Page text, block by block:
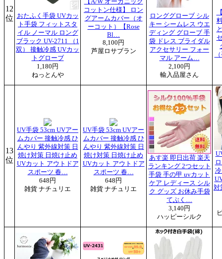
12
位
おたふく手袋 UVカッ
ト手袋 フィットスタ
イル ノーマル ロング
ブラック UV-2711 （1
双） 接触冷感 UVカッ
トグローブ
1,180円
ねっとんや
【A/W オーガニック
コットン仕様】 ロン
グアームカバー（オ
ーコット）【Rose
Bl…
8,100円
芦屋ロサブラン
ロンググローブ シル
キー シームレス ウエ
ディング グローブ 手
袋 ドレス ブライダル
アクセサリー フォー
マル アーム…
2,100円
輸入品屋さん
13
位
UV手袋 53cm UVアー
ムカバー 接触冷感 ひ
んやり 紫外線対策 日
焼け対策 日焼け止め
UVカット アウトドア
スポーツ 春…
648円
雑貨 ナチュリエ
UV手袋 53cm UVアー
ムカバー 接触冷感 ひ
んやり 紫外線対策 日
焼け対策 日焼け止め
UVカット アウトドア
スポーツ 春…
648円
雑貨 ナチュリエ
あす楽 即日出荷 楽天
ランキング 2つセット
手袋 手の甲 uvカット
ケア レディース シル
ク グッズ お休み手袋
てぶく…
3,140円
ハッピーシルク
対